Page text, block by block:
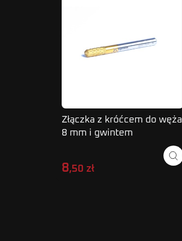
Złączka z króćcem do węża
8 mm i gwintem
8,50 zł